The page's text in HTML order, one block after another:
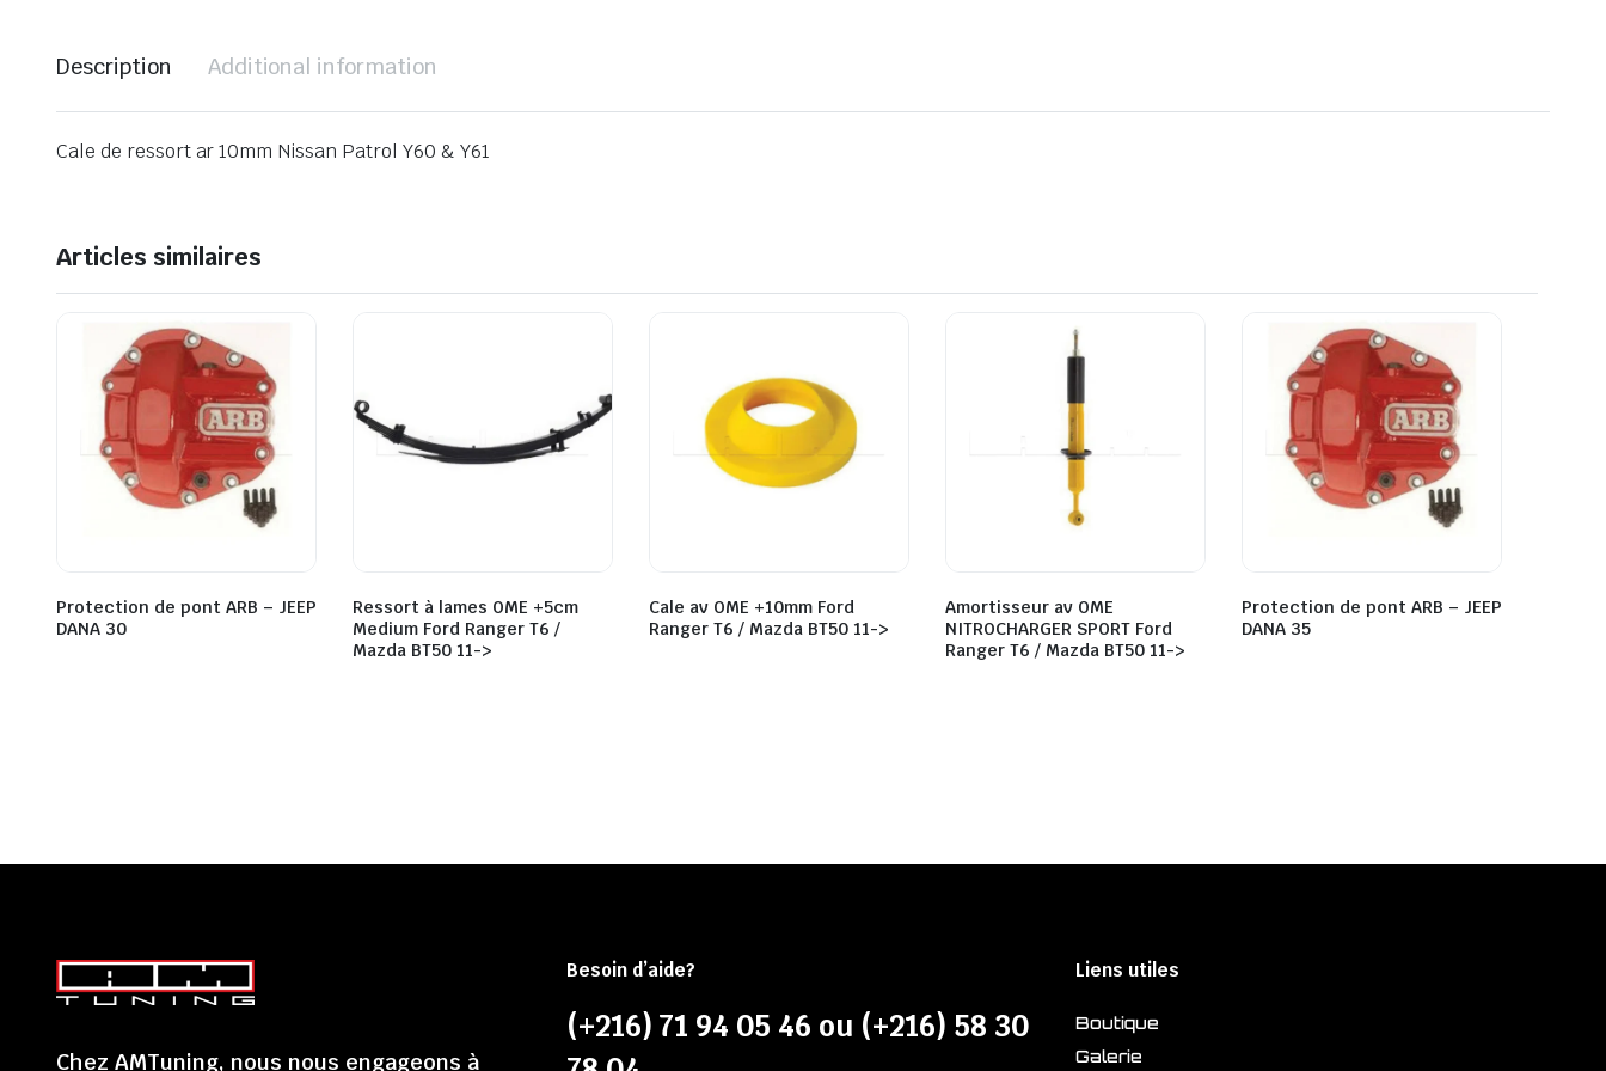
Description Additional information
Cale de ressort ar 10mm Nissan Patrol Y60 & Y61
Articles similaires
Protection de pont ARB – JEEP
DANA 30
Ressort à lames OME +5cm
Medium Ford Ranger T6 /
Mazda BT50 11->
Cale av OME +10mm Ford
Ranger T6 / Mazda BT50 11->
Amortisseur av OME
NITROCHARGER SPORT Ford
Ranger T6 / Mazda BT50 11->
Protection de pont ARB – JEEP
DANA 35
Chez AMTuning, nous nous engageons à
Besoin d’aide?
(+216) 71 94 05 46 ou (+216) 58 30
Liens utiles
Boutique
Galerie